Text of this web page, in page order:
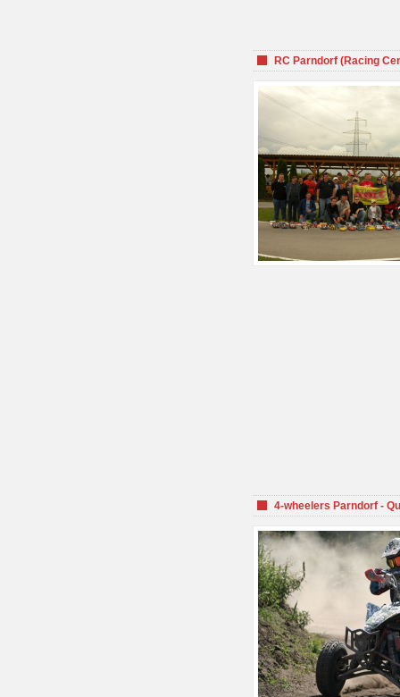
RC Parndorf (Racing
4-wheelers Parndorf -